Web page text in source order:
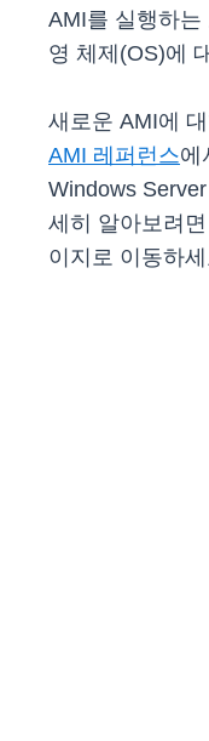
AMI를 실행하는
영 체제(OS)에
새로운 AMI에
AMI 레퍼런스에
Windows
세히 알아보려면
이지로 이동하